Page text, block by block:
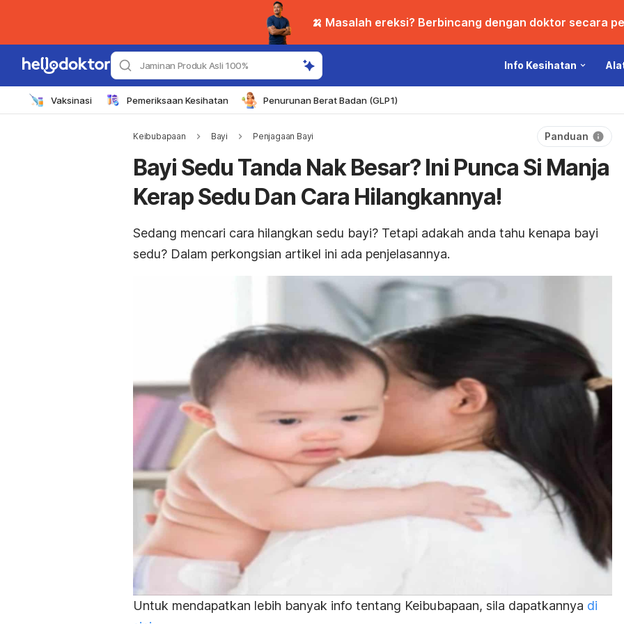
🍌 Masalah ereksi? Berbincang dengan doktor secara
Jaminan Produk Asli 100% Info Kesihatan
Vaksinasi Pemeriksaan Kesihatan Penurunan Berat Badan (GLP1)
Keibubapaan Bayi Penjagaan Bayi Panduan
Bayi Sedu Tanda Nak Besar? Ini Punca Si Manja
Kerap Sedu Dan Cara Hilangkannya!
Sedang mencari cara hilangkan sedu bayi? Tetapi adakah anda tahu kenapa bayi
sedu? Dalam perkongsian artikel ini ada penjelasannya.
Untuk mendapatkan lebih banyak info tentang Keibubapaan, sila dapatkannya di